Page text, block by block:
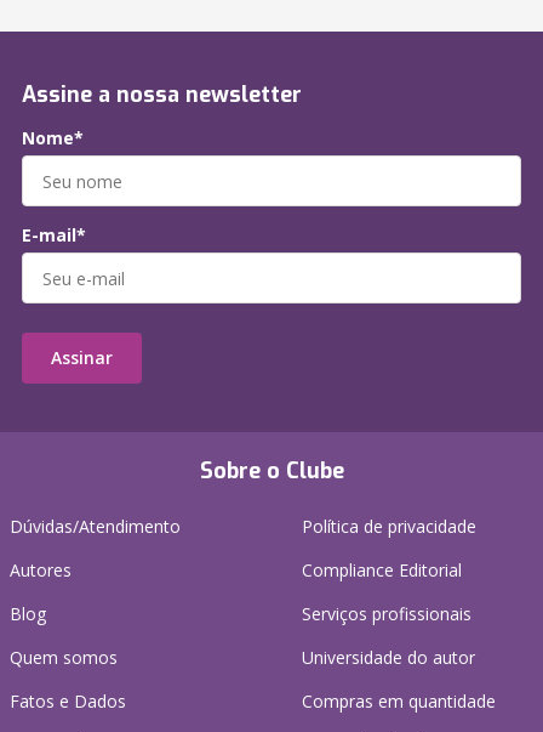
Sobre o Clube
Dúvidas/Atendimento
Autores
Blog
Quem somos
Fatos e Dados
Política de privacidade
Compliance Editorial
Serviços profissionais
Universidade do autor
Compras em quantidade
Assine a nossa newsletter
Nome*
E-mail*
Assinar